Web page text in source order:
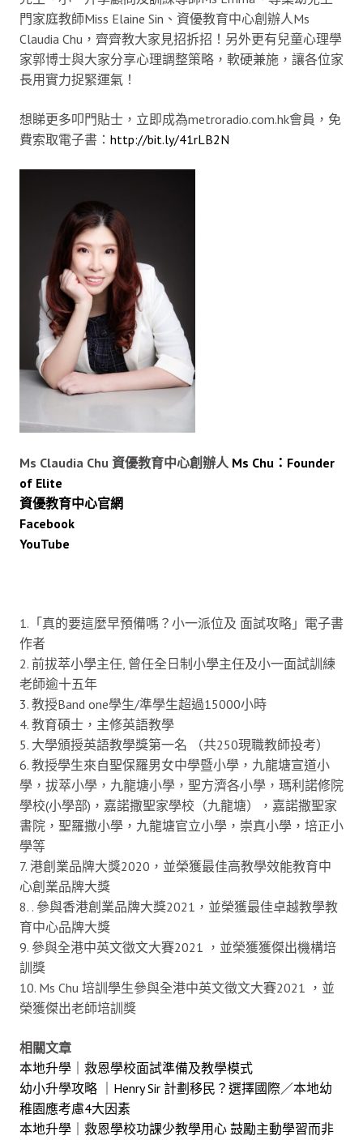
門家庭教師Miss Elaine Sin、資優教育中心創辦人Ms
Claudia Chu，齊齊教大家見招拆招！另外更有兒童心理學
家郭博士與大家分享心理調整策略，軟硬兼施，讓各位家
長用實力捉緊運氣！
想睇更多叩門貼士，立即成為metroradio.com.hk會員，免
費索取電子書： http://bit.ly/41rLB2N
Ms Claudia Chu 資優教育中心創辦人 Ms Chu：Founder
of Elite
資優教育中心官網
Facebook
YouTube
1.「真的要這麼早預備嗎？小一派位及 面試攻略」電子書
作者
2. 前拔萃小學主任, 曾任全日制小學主任及小一面試訓練
老師逾十五年
3. 教授Band one學生/準學生超過15000小時
4. 教育碩士，主修英語教學
5. 大學頒授英語教學獎第一名 （共250現職教師投考）
6. 教授學生來自聖保羅男女中學暨小學，九龍塘宣道小
學，拔萃小學，九龍塘小學，聖方濟各小學，瑪利諾修院
學校(小學部)，嘉諾撒聖家學校（九龍塘），嘉諾撒聖家
書院，聖羅撒小學，九龍塘官立小學，崇真小學，培正小
學等
7. 港創業品牌大獎2020，並榮獲最佳高教學效能教育中
心創業品牌大獎
8. . 參與香港創業品牌大獎2021，並榮獲最佳卓越教學教
育中心品牌大獎
9. 參與全港中英文徵文大賽2021 ，並榮獲獲傑出機構培
訓獎
10. Ms Chu 培訓學生參與全港中英文徵文大賽2021 ，並
榮獲傑出老師培訓獎
相關文章
本地升學｜救恩學校面試準備及教學模式
幼小升學攻略 ｜Henry Sir 計劃移民？選擇國際／本地幼
稚園應考慮4大因素
本地升學｜救恩學校功課少教學用心 鼓勵主動學習而非